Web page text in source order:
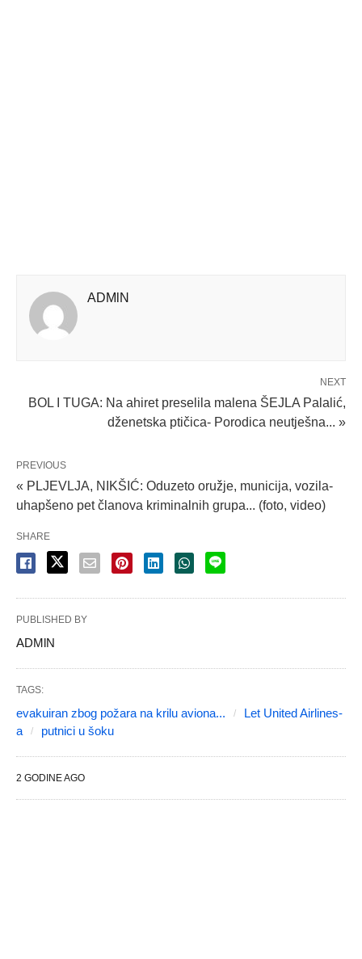
ADMlN
NEXT
BOL I TUGA: Na ahiret preselila malena ŠEJLA Palalić,
dženetska ptičica- Porodica neutješna... »
PREVIOUS
« PLJEVLJA, NIKŠIĆ: Oduzeto oružje, municija, vozila-
uhapšeno pet članova kriminalnih grupa... (foto, video)
SHARE
PUBLISHED BY
ADMlN
TAGS:
evakuiran zbog požara na krilu aviona...
Let United Airlines-
a
putnici u šoku
2 GODINE AGO